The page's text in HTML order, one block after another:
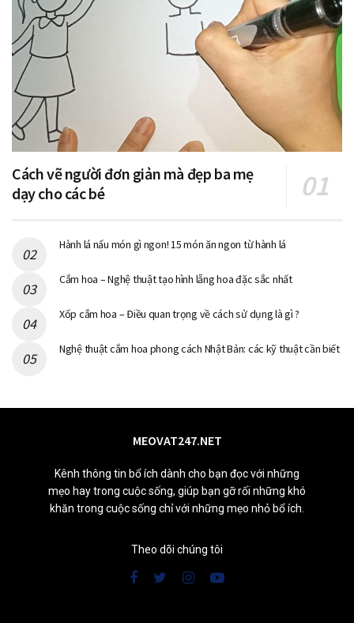
Cách vẽ người đơn giản mà đẹp ba mẹ
dạy cho các bé
Hành lá nấu món gì ngon! 15 món ăn ngon từ hành lá
Cắm hoa – Nghệ thuật tạo hình lẵng hoa đặc sắc nhất
Xốp cắm hoa – Điều quan trọng về cách sử dụng là gì ?
Nghệ thuật cắm hoa phong cách Nhật Bản: các kỹ thuật cần biết
MEOVAT247.NET
Kênh thông tin bổ ích dành cho bạn đọc với những
mẹo hay trong cuộc sống, giúp bạn gỡ rối những khó
khăn trong cuộc sống chỉ với những mẹo nhỏ bổ ích.
Theo dõi chúng tôi